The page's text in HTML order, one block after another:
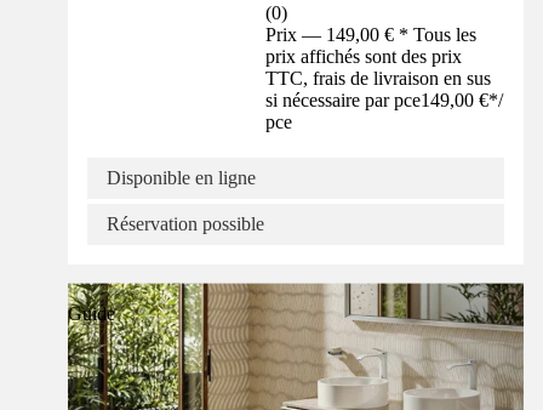
(0)
Prix — 149,00 € * Tous les
prix affichés sont des prix
TTC, frais de livraison en sus
si nécessaire par pce149,00 €*/
pce
Disponible en ligne
Réservation possible
Guide